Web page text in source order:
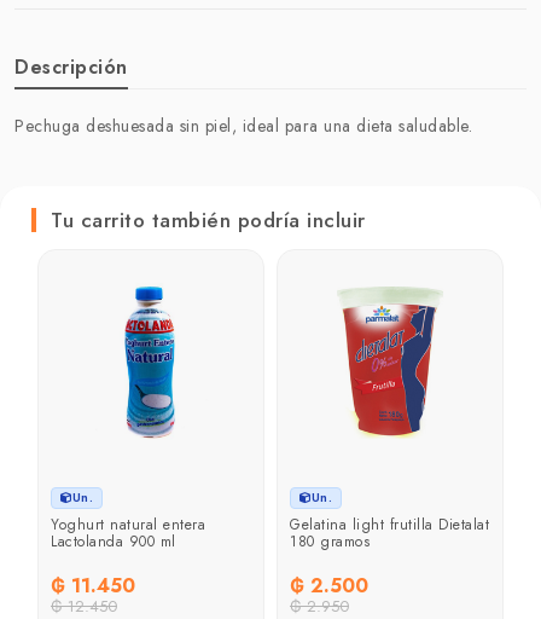
Descripción
Pechuga deshuesada sin piel, ideal para una dieta saludable.
Tu carrito también podría incluir
Un.
Yoghurt natural entera
Lactolanda 900 ml
₲ 11.450
₲ 12.450
Un.
Gelatina light frutilla Dietalat
180 gramos
₲ 2.500
₲ 2.950